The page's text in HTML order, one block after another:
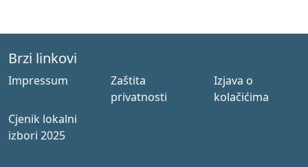
Brzi linkovi
Impressum
Zaštita
privatnosti
Izjava o
kolačićima
Cjenik lokalni
izbori 2025